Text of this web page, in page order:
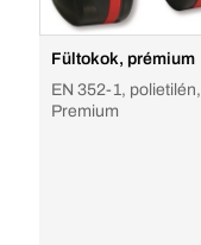
Fültokok, prémium
EN 352-1, polietilén,
Premium